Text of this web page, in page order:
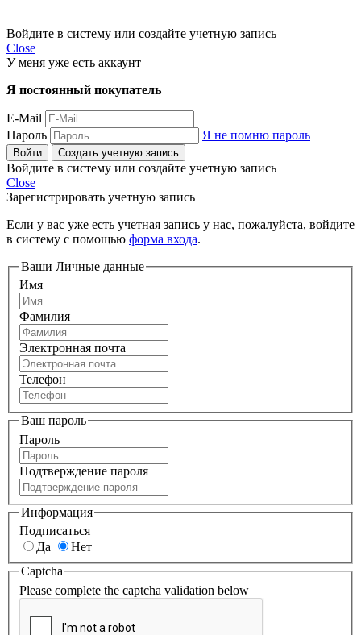
Войдите в систему или создайте учетную запись
Close
У меня уже есть аккаунт
Я постоянный покупатель
E-Mail
Пароль
Я не помню пароль
Войти Создать учетную запись
Войдите в систему или создайте учетную запись
Close
Зарегистрировать учетную запись
Если у вас уже есть учетная запись у нас, пожалуйста, войдите
в систему с помощью форма входа.
Ваши Личные данные
Имя
Фамилия
Электронная почта
Телефон
Ваш пароль
Пароль
Подтверждение пароля
Информация
Подписаться
Да
Нет
Captcha
Please complete the captcha validation below